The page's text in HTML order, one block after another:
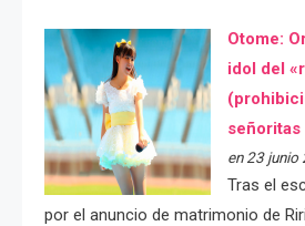
Otome:
idol del
señoritas
en 23 junio
Tras el
por el anuncio de matrimonio de